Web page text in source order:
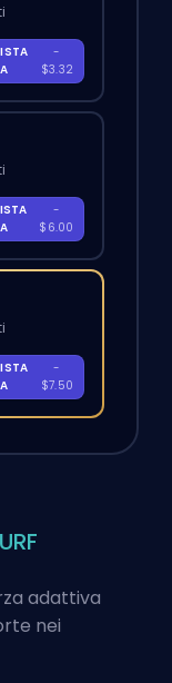
-
$3.32
-
$6.00
-
$7.50
adattiva
nei